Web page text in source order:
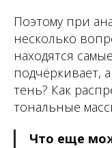
Поэтому при
несколько
находятся
подчёркивает,
тень? Как
тональные
Что еще